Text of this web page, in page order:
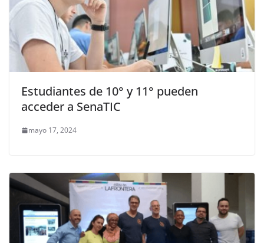
Estudiantes de 10° y 11° pueden
acceder a SenaTIC
mayo 17, 2024